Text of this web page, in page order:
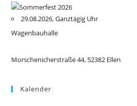
29.08.2026, Ganztägig Uhr
Wagenbauhalle
Morschenicherstraße 44, 52382 Ellen
Kalender